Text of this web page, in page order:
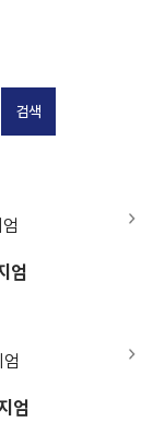
검색
엄
엄